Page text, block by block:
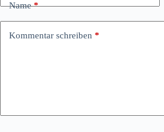
Name*
Kommentar schreiben *